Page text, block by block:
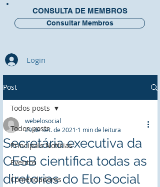
CONSULTA DE MEMBROS
Consultar Membros
Login
Post
Todos posts
Principais Notícias
Eventos
Comendadores
Todos posts
Secretária executiva da
CESB cientifica todas as
diretorias do Elo Social
webelosocial
29 de set. de 2021 1 min de leitura